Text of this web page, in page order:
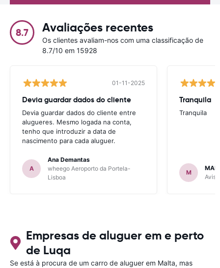
8.7 Avaliações recentes
Os clientes avaliam-nos com uma classificação de
8.7/10 em 15928
01-11-2025
Devia guardar dados do cliente
Devia guardar dados do cliente entre
alugueres. Mesmo logada na conta,
tenho que introduzir a data de
nascimento para cada aluguer.
A
Ana Demantas
wheego Aeroporto da Portela-
Lisboa
Tranquila
Tranquila
M
Avis
Empresas de aluguer em e perto
de Luqa
Se está à procura de um carro de aluguer em Malta, mas